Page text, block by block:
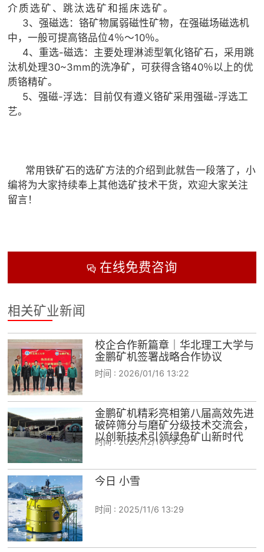
介质选矿、跳汰选矿和摇床选矿。
3、强磁选：铬矿物属弱磁性矿物，在强磁场磁选机
中，一般可提高铬品位4％～10％。
4、重选-磁选：主要处理淋滤型氧化铬矿石，采用跳
汰机处理30~3mm的洗净矿，可获得含铬40％以上的优
质铬精矿。
5、强磁-浮选：目前仅有遵义铬矿采用强磁-浮选工
艺。
常用铁矿石的选矿方法的介绍到此就告一段落了，小
编将为大家持续奉上其他选矿技术干货，欢迎大家关注
留言！
在线免费咨询
相关矿业新闻
校企合作新篇章｜华北理工大学与
金鹏矿机签署战略合作协议
时间 : 2026/01/16 13:22
金鹏矿机精彩亮相第八届高效先进
破碎筛分与磨矿分级技术交流会，
以创新技术引领绿色矿山新时代
时间 :2025/12/16 13:26
今日 小雪
时间 : 2025/11/6 13:29